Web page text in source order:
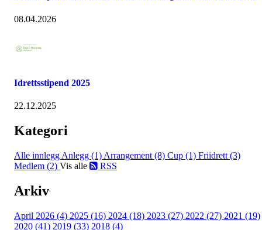
08.04.2026
Idrettsstipend 2025
22.12.2025
Kategori
Alle innlegg Anlegg (1) Arrangement (8) Cup (1) Friidrett (3)
Medlem (2) Vis alle RSS
Arkiv
April 2026 (4) 2025 (16) 2024 (18) 2023 (27) 2022 (27) 2021 (19)
2020 (41) 2019 (33) 2018 (4)